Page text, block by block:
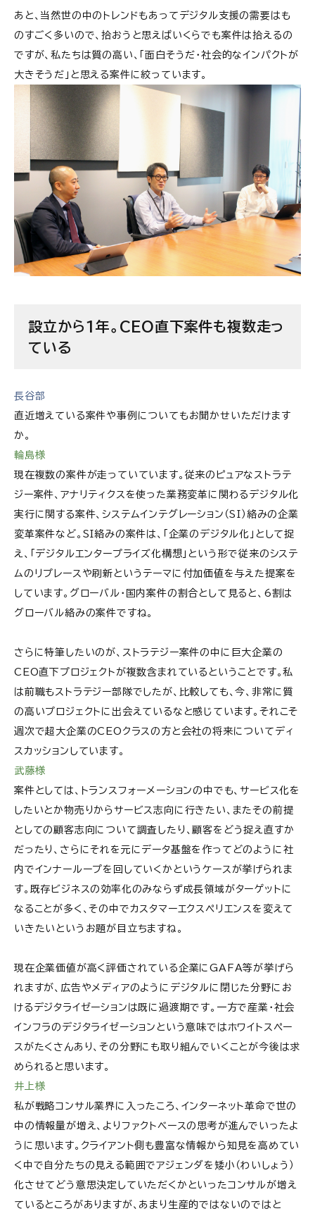
あと、当然世の中のトレンドもあってデジタル支援の需要はも
のすごく多いので、拾おうと思えばいくらでも案件は拾えるの
ですが、私たちは質の高い、「面白そうだ・社会的なインパクトが
大きそうだ」と思える案件に絞っています。
設立から1年。CEO直下案件も複数走っ
ている
長谷部
直近増えている案件や事例についてもお聞かせいただけます
か。
輪島様
現在複数の案件が走っていています。従来のピュアなストラテ
ジー案件、アナリティクスを使った業務変革に関わるデジタル化
実行に関する案件、システムインテグレーション（SI）絡みの企業
変革案件など。SI絡みの案件は、「企業のデジタル化」として捉
え、「デジタルエンタープライズ化構想」という形で従来のシステ
ムのリプレースや刷新というテーマに付加価値を与えた提案を
しています。グローバル・国内案件の割合として見ると、6割は
グローバル絡みの案件ですね。
さらに特筆したいのが、ストラテジー案件の中に巨大企業の
CEO直下プロジェクトが複数含まれているということです。私
は前職もストラテジー部隊でしたが、比較しても、今、非常に質
の高いプロジェクトに出会えているなと感じています。それこそ
週次で超大企業のCEOクラスの方と会社の将来についてディ
スカッションしています。
武藤様
案件としては、トランスフォーメーションの中でも、サービス化を
したいとか物売りからサービス志向に行きたい、またその前提
としての顧客志向について調査したり、顧客をどう捉え直すか
だったり、さらにそれを元にデータ基盤を作ってどのように社
内でインナーループを回していくかというケースが挙げられま
す。既存ビジネスの効率化のみならず成長領域がターゲットに
なることが多く、その中でカスタマーエクスペリエンスを変えて
いきたいというお題が目立ちますね。
現在企業価値が高く評価されている企業にGAFA等が挙げら
れますが、広告やメディアのようにデジタルに閉じた分野にお
けるデジタライゼーションは既に過渡期です。一方で産業・社会
インフラのデジタライゼーションという意味ではホワイトスペー
スがたくさんあり、その分野にも取り組んでいくことが今後は求
められると思います。
井上様
私が戦略コンサル業界に入ったころ、インターネット革命で世の
中の情報量が増え、よりファクトベースの思考が進んでいったよ
うに思います。クライアント側も豊富な情報から知見を高めてい
く中で自分たちの見える範囲でアジェンダを矮小（わいしょう）
化させてどう意思決定していただくかといったコンサルが増え
ているところがありますが、あまり生産的ではないのではと